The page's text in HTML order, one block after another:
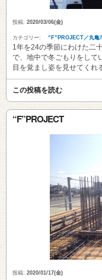
投稿: 2020/03/06(金)
カテゴリー: “F”PROJECT／丸亀
1年を24の季節にわけた二
で、地中で冬ごもりをして
目を覚まし姿を見せてくれ
この投稿を読む
“F”PROJECT
投稿: 2020/01/17(金)